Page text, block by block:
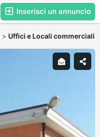
Inserisci un annuncio
> Uffici e Locali commerciali